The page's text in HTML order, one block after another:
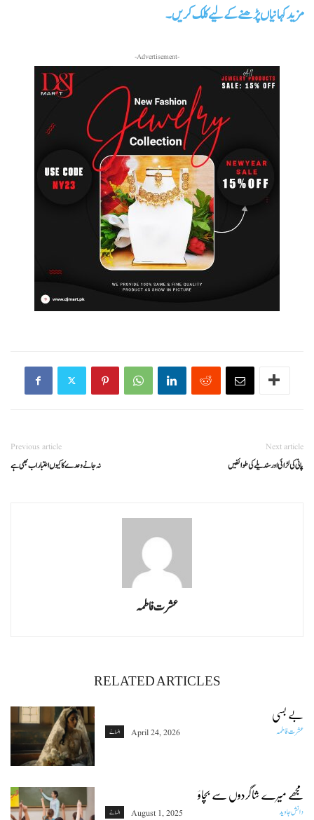
مزید کہانیاں پڑھنے کے لیے کلک کریں۔
-Advertisement-
Previous article
نہ جانے وعدے کا کیوں اعتبار اب بھی ہے
Next article
پانی کی لڑائی اور سندیلے کی طوائفیں
عشرت فاطمہ
RELATED ARTICLES
بے بسی
افسانے عشرت فاطمہ April 24, 2026
مجھے میرے شاگردوں سے بچاؤ
افسانے دانش جاوید August 1, 2025